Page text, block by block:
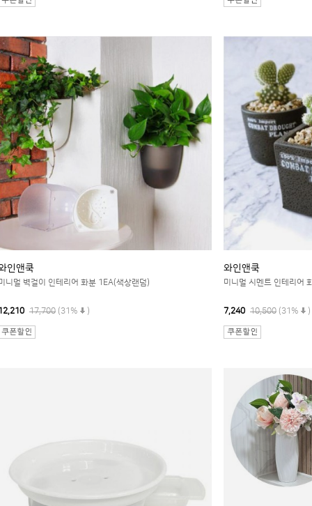
인앤쿡
니멀 벽걸이 인테리어 화분 1EA(색상랜덤)
17,700 (31% )
와인앤쿡
미니멀 시멘트 인테리어
7,240 10,500 (31% )